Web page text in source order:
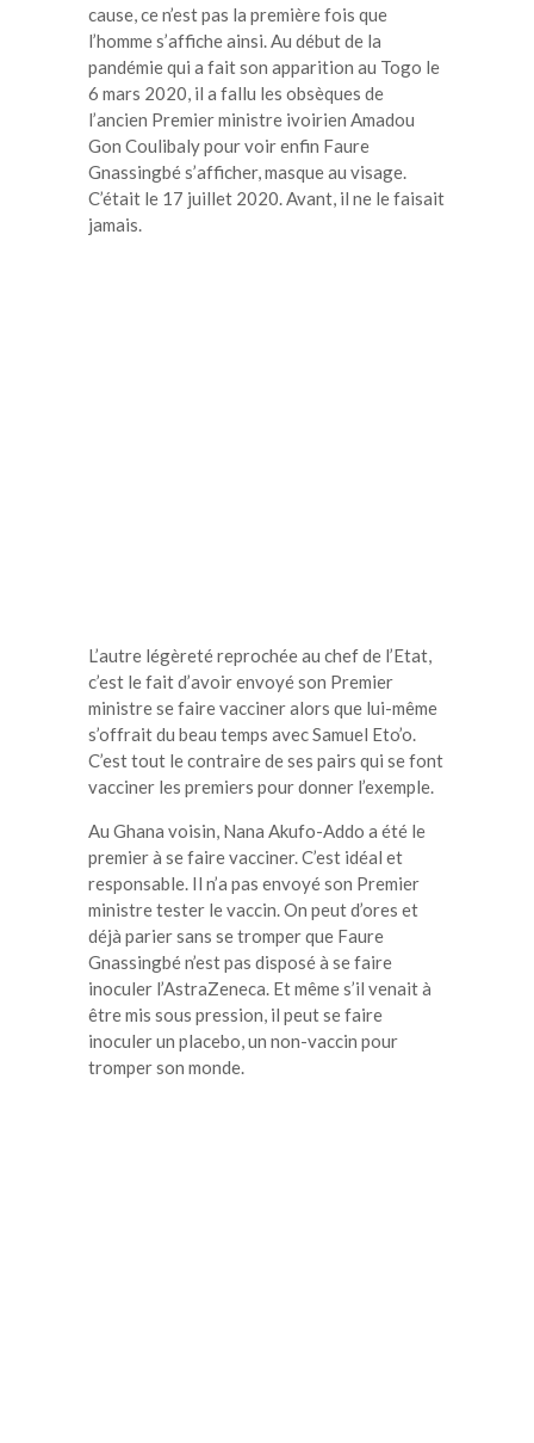
cause, ce n’est pas la première fois que
l’homme s’affiche ainsi. Au début de la
pandémie qui a fait son apparition au Togo le
6 mars 2020, il a fallu les obsèques de
l’ancien Premier ministre ivoirien Amadou
Gon Coulibaly pour voir enfin Faure
Gnassingbé s’afficher, masque au visage.
C’était le 17 juillet 2020. Avant, il ne le faisait
jamais.
L’autre légèreté reprochée au chef de l’Etat,
c’est le fait d’avoir envoyé son Premier
ministre se faire vacciner alors que lui-même
s’offrait du beau temps avec Samuel Eto’o.
C’est tout le contraire de ses pairs qui se font
vacciner les premiers pour donner l’exemple.
Au Ghana voisin, Nana Akufo-Addo a été le
premier à se faire vacciner. C’est idéal et
responsable. Il n’a pas envoyé son Premier
ministre tester le vaccin. On peut d’ores et
déjà parier sans se tromper que Faure
Gnassingbé n’est pas disposé à se faire
inoculer l’AstraZeneca. Et même s’il venait à
être mis sous pression, il peut se faire
inoculer un placebo, un non-vaccin pour
tromper son monde.